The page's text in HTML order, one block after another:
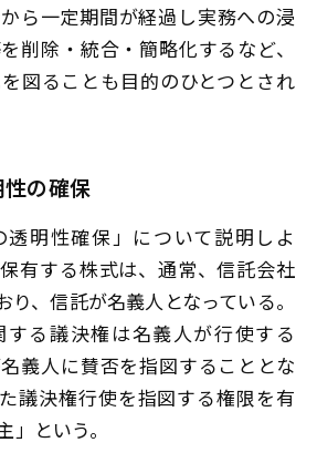
ら一定期間が経過し実務への浸
削除・統合・簡略化するなど、
図ることも目的のひとつとされ
の確保
明性確保」について説明しよ
有する株式は、通常、信託会社
り、信託が名義人となっている。
る議決権は名義人が行使する
義人に賛否を指図することとな
議決権行使を指図する権限を有
という。